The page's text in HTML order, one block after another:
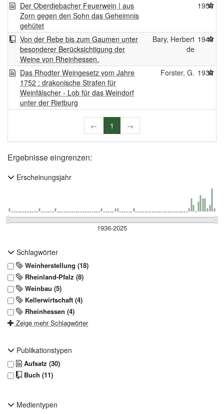
Der Oberdiebacher Feuerwein | aus
Zorn gegen den Sohn das Geheimnis
gehütet
1956
Von der Rebe bis zum Gaumen unter
besonderer Berücksichtigung der
Weine von Rheinhessen.
Bary, Herbert
de
1949
Das Rhodter Weingesetz vom Jahre
1752 : drakonische Strafen für
Weinfälscher - Lob für das Weindorf
unter der Rietburg
Forster, G. 1936
← 1 →
Ergebnisse eingrenzen:
Erscheinungsjahr
Schlagwörter
Weinherstellung (18)
Rheinland-Pfalz (8)
Weinbau (5)
Kellerwirtschaft (4)
Rheinhessen (4)
Zeige mehr Schlagwörter
Publikationstypen
Aufsatz (30)
Buch (11)
Medientypen